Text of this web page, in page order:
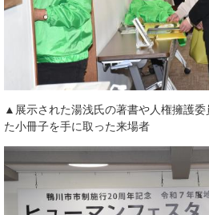
▲展示された湯浅氏の著書や人権擁護
た小冊子を手に取った来場者